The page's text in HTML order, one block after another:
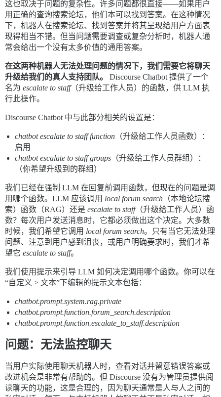
这也取决于问题的复杂性。许多问题都很直接——如果用户
用正确的查询搜索论坛，他们本可以找到答案。在这种情况
下，机器人在搜索论坛、找到答案并将其呈现给用户方面表
现得相当不错。但当问题需要调查或复杂分析时，机器人通
常会给出一个没有太多价值的通用答案。
在这两种机器人无法处理问题的情况下，我们需要它将聊天
升级给我们的真人支持团队。
Discourse Chatbot 提供了一个
名为 escalate to staff（升级给工作人员）的函数，供 LLM 执
行此操作。
Discourse Chatbot 中与此部分相关的设置是：
chatbot escalate to staff function （升级给工作人员函数）：
启用
chatbot escalate to staff groups （升级给工作人员群组）：
（你希望升级到的群组）
我们已经在强制 LLM 在回复前调用函数，但现在的问题是调
用哪个函数。LLM 应该调用 local forum search （本地论坛搜
索）函数（RAG）还是 escalate to staff（升级给工作人员）函
数？每次用户发送消息时，它都必须做出这个决定。大多数
时候，我们希望它调用 local forum search。只有当它无法处理
问题、注意到用户感到沮丧，或用户明确要求时，我们才希
望它 escalate to staff。
我们使用提示来引导 LLM 如何决定调用哪个函数。你可以在
“自定义 > 文本”下编辑的提示文本包括：
chatbot.prompt.system.rag.private
chatbot.prompt.function.forum_search.description
chatbot.prompt.function.escalate_to_staff.description
问题：无法监控聊天
当用户实际使用聊天机器人时，查看对话并留意错误答案或
改进机会是非常有帮助的。但 Discourse 没有为管理员提供阅
读聊天的功能，这是合理的，因为聊天通常是人与人之间的